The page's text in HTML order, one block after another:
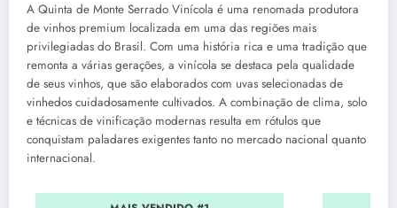
A Quinta de Monte Serrado Vinícola é uma renomada produtora
de vinhos premium localizada em uma das regiões mais
privilegiadas do Brasil. Com uma história rica e uma tradição que
remonta a várias gerações, a vinícola se destaca pela qualidade
de seus vinhos, que são elaborados com uvas selecionadas de
vinhedos cuidadosamente cultivados. A combinação de clima, solo
e técnicas de vinificação modernas resulta em rótulos que
conquistam paladares exigentes tanto no mercado nacional quanto
internacional.